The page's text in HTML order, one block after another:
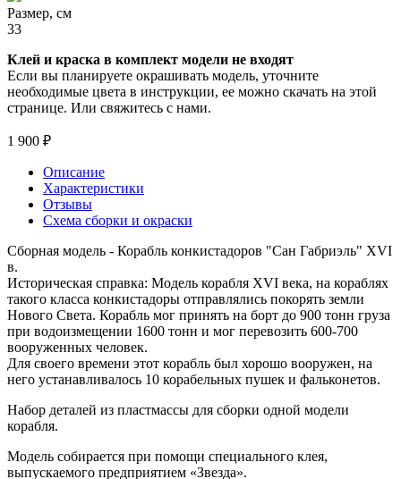
Размер, см
33
Клей и краска в комплект модели не входят
Если вы планируете окрашивать модель, уточните
необходимые цвета в инструкции, ее можно скачать на этой
странице. Или свяжитесь с нами.
1 900 ₽
Описание
Характеристики
Отзывы
Схема сборки и окраски
Сборная модель - Корабль конкистадоров "Сан Габриэль" XVI
в.
Историческая справка: Модель корабля XVI века, на кораблях
такого класса конкистадоры отправлялись покорять земли
Нового Света. Корабль мог принять на борт до 900 тонн груза
при водоизмещении 1600 тонн и мог перевозить 600-700
вооруженных человек.
Для своего времени этот корабль был хорошо вооружен, на
него устанавливалось 10 корабельных пушек и фальконетов.
Набор деталей из пластмассы для сборки одной модели
корабля.
Модель собирается при помощи специального клея,
выпускаемого предприятием «Звезда».